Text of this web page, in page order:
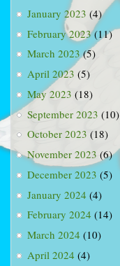
January 2023 (4)
February 2023(11)
March 2023(5)
April 2023 (5)
May 2023 (18)
September 2023 (10)
October 2023 (18)
November 2023 (6)
December 2023 (5)
January 2024 (4)
February 2024 (14)
March 2024 (10)
April 2024 (4)